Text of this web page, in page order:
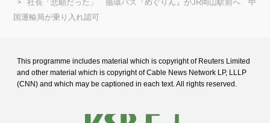
社長「悲願だった」 循環バス『めぐりん』がJR岡山駅前へ 中
国運輸局が乗り入れ認可
This programme includes material which is copyright of Reuters Limited
and other material which is copyright of Cable News Network LP, LLLP
(CNN) and which may be captioned in each text. All rights reserved.